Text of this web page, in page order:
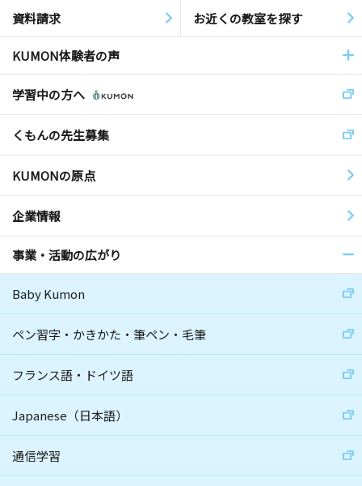
資料請求 お近くの教室を探す
KUMON体験者の声
学習中の方へ
くもんの先生募集
KUMONの原点
企業情報
事業・活動の広がり
Baby Kumon
ペン習字・かきかた・筆ペン・毛筆
フランス語・ドイツ語
Japanese（日本語）
通信学習